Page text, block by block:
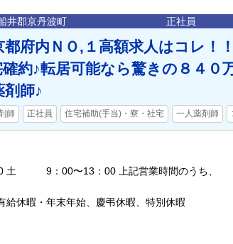
井郡京丹波町 正社員
都府内ＮＯ,１高額求人はコレ！
約♪転居可能なら驚きの８４０
剤師♪
師 正社員 住宅補助(手当)・寮・社宅 一人薬剤師
土 9：00〜13：00 上記営業時間のうち、
給休暇・年末年始、慶弔休暇、特別休暇